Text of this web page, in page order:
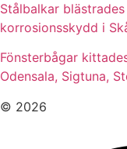
Stålbalkar
korrosionsskydd i
Fönsterbågar
Odensala, Sigtuna,
© 2026